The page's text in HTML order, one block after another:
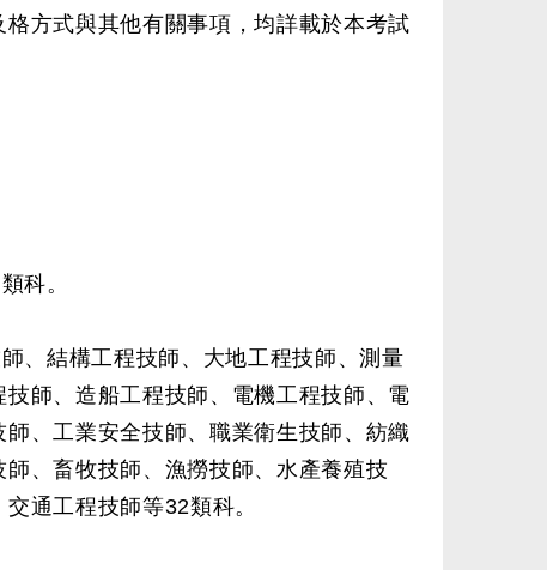
方式與其他有關事項，均詳載於本考試
科。
、結構工程技師、大地工程技師、測量
師、造船工程技師、電機工程技師、電
、工業安全技師、職業衛生技師、紡織
、畜牧技師、漁撈技師、水產養殖技
通工程技師等32類科。